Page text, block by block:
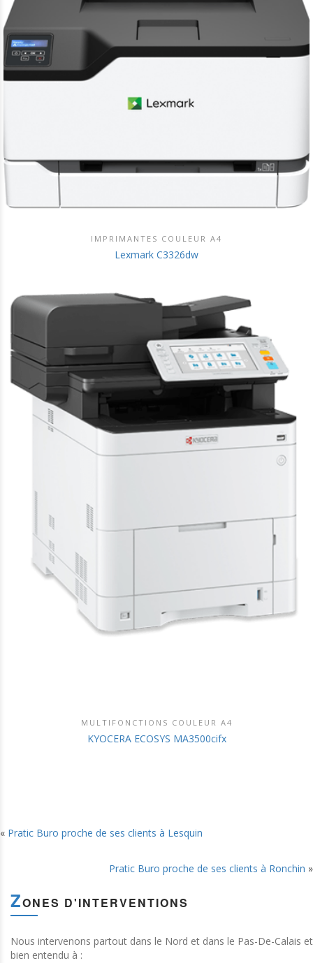
DÉCOUVRIR CE PRODUIT
IMPRIMANTES COULEUR A4
Lexmark C3326dw
DÉCOUVRIR CE PRODUIT
MULTIFONCTIONS COULEUR A4
KYOCERA ECOSYS MA3500cifx
« Pratic Buro proche de ses clients à Lesquin
Pratic Buro proche de ses clients à Ronchin »
ZONES D'INTERVENTIONS
Nous intervenons partout dans le Nord et dans le Pas-De-Calais et
bien entendu à :